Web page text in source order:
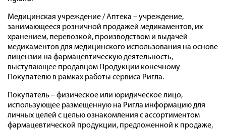
Медицинская учреждение / Аптека – учреждение,
занимающееся розничной продажей медикаментов, их
хранением, перевозкой, производством и выдачей
медикаментов для медицинского использования на основе
лицензии на фармацевтическую деятельность,
выступающее продавцом Продукции конечному
Покупателю в рамках работы сервиса Ригла.
Покупатель – физическое или юридическое лицо,
использующее размещенную на Ригла информацию для
личных целей с целью ознакомления с ассортиментом
фармацевтической продукции, предложенной к продаже,